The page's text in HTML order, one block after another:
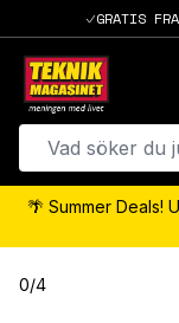
GRATIS
🌴 Summer Deals!
0/4